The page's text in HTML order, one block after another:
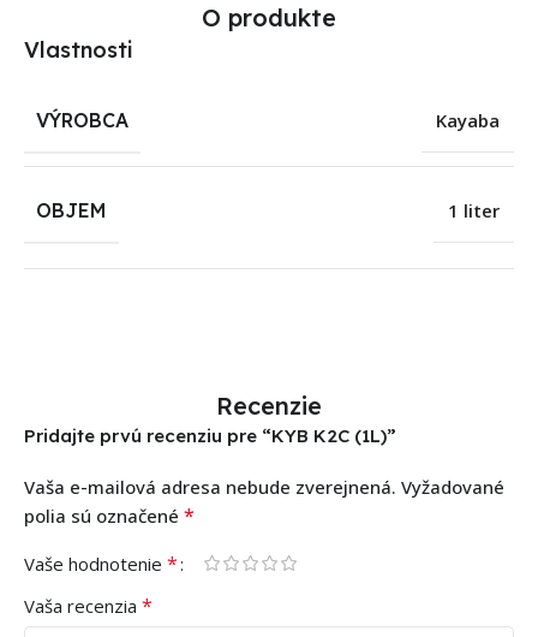
O produkte
Vlastnosti
VÝROBCA Kayaba
OBJEM 1 liter
Recenzie
Pridajte prvú recenziu pre “KYB K2C (1L)”
Vaša e-mailová adresa nebude zverejnená. Vyžadované
polia sú označené *
Vaše hodnotenie *
Vaša recenzia *